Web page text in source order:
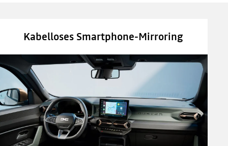
Kabelloses Smartphone-Mirroring